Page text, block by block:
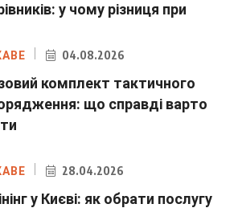
у чому різниця при
04.08.2026
комплект тактичного
що справді варто
28.04.2026
у Києві: як обрати послугу